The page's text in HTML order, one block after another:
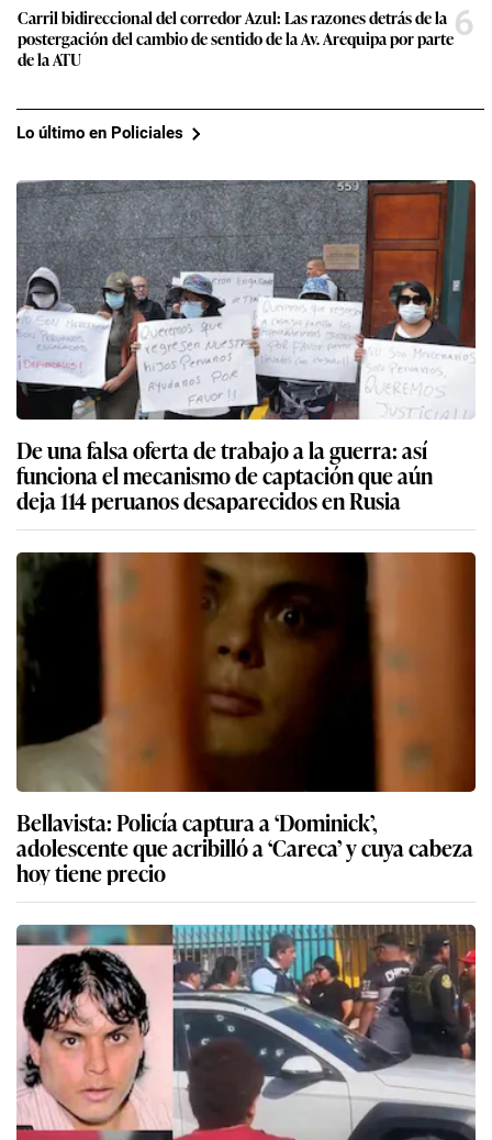
Carril bidireccional del corredor Azul: Las razones detrás de la
postergación del cambio de sentido de la Av. Arequipa por parte
de la ATU
6
Lo último en Policiales
De una falsa oferta de trabajo a la guerra: así
funciona el mecanismo de captación que aún
deja 114 peruanos desaparecidos en Rusia
Bellavista: Policía captura a ‘Dominick’,
adolescente que acribilló a ‘Careca’ y cuya cabeza
hoy tiene precio